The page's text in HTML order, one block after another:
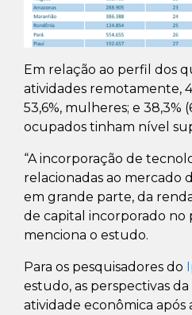
Em relação ao perfil dos
atividades remotamente,
53,6%, mulheres; e 38,3%
ocupados tinham nível
“A incorporação de
relacionadas ao mercado
em grande parte, da
de capital incorporado no
menciona o estudo.
Para os pesquisadores do
estudo, as perspectivas
atividade econômica após